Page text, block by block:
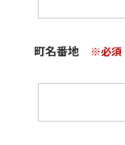
町名番地 ※必須